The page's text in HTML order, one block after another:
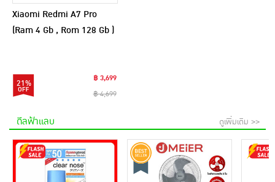
Xiaomi Redmi A7 Pro
(Ram 4 Gb , Rom 128 Gb )
21%
฿ 3,699
฿ 4,699
ดีลฟ้าแลบ ดูเพิ่มเติม >>